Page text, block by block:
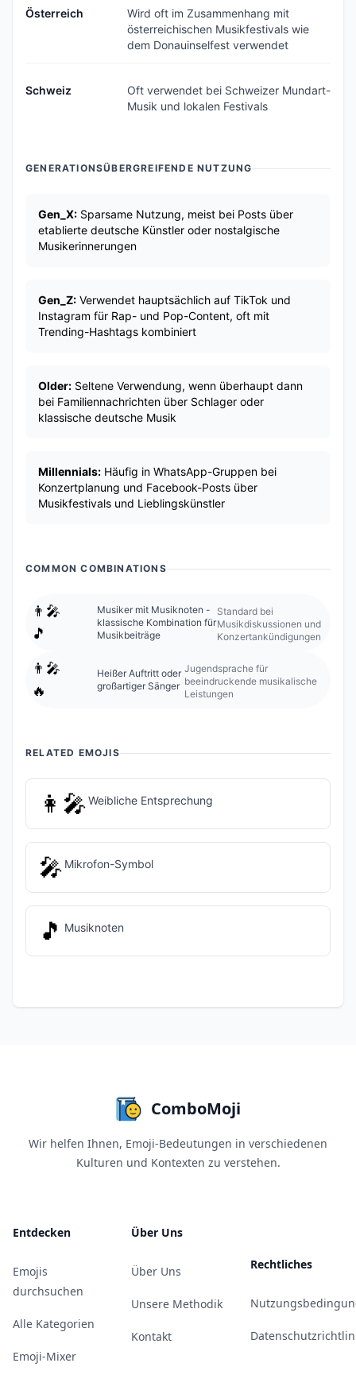
Österreich
Wird oft im Zusammenhang mit
österreichischen Musikfestivals wie
dem Donauinselfest verwendet
Schweiz
Oft verwendet bei Schweizer Mundart-
Musik und lokalen Festivals
GENERATIONSÜBERGREIFENDE NUTZUNG
Gen_X: Sparsame Nutzung, meist bei Posts über
etablierte deutsche Künstler oder nostalgische
Musikerinnerungen
Gen_Z: Verwendet hauptsächlich auf TikTok und
Instagram für Rap- und Pop-Content, oft mit
Trending-Hashtags kombiniert
Older: Seltene Verwendung, wenn überhaupt dann
bei Familiennachrichten über Schlager oder
klassische deutsche Musik
Millennials: Häufig in WhatsApp-Gruppen bei
Konzertplanung und Facebook-Posts über
Musikfestivals und Lieblingskünstler
COMMON COMBINATIONS
👨‍🎤
🎵
Musiker mit Musiknoten -
klassische Kombination für
Musikbeiträge
Standard bei
Musikdiskussionen und
Konzertankündigungen
👨‍🎤
🔥
Heißer Auftritt oder
großartiger Sänger
Jugendsprache für
beeindruckende musikalische
Leistungen
RELATED EMOJIS
👩‍🎤Weibliche Entsprechung
🎤 Mikrofon-Symbol
🎵 Musiknoten
ComboMoji
Wir helfen Ihnen, Emoji-Bedeutungen in verschiedenen
Kulturen und Kontexten zu verstehen.
Entdecken
Emojis
durchsuchen
Alle Kategorien
Emoji-Mixer
Über Uns
Über Uns
Unsere Methodik
Kontakt
Rechtliches